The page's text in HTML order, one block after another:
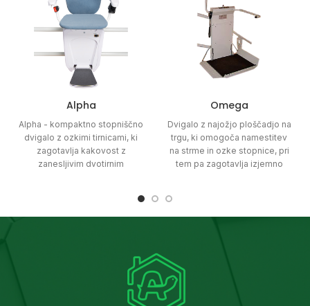
Alpha
Alpha - kompaktno stopniščno
dvigalo z ozkimi tirnicami, ki
zagotavlja kakovost z
zanesljivim dvotirnim
Omega
Dvigalo z najožjo ploščadjo na
trgu, ki omogoča namestitev
na strme in ozke stopnice, pri
tem pa zagotavlja izjemno